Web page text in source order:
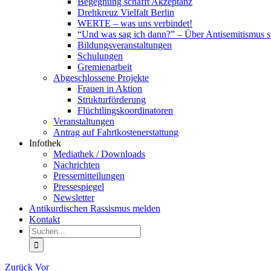
Drehkreuz Vielfalt Berlin
WERTE – was uns verbindet!
“Und was sag ich dann?” – Über Antisemitismus
Bildungsveranstaltungen
Schulungen
Gremienarbeit
Abgeschlossene Projekte
Frauen in Aktion
Strukturförderung
Flüchtlingskoordinatoren
Veranstaltungen
Antrag auf Fahrtkostenerstattung
Infothek
Mediathek / Downloads
Nachrichten
Pressemitteilungen
Pressespiegel
Newsletter
Antikurdischen Rassismus melden
Kontakt
Suche
nach:
Zurück Vor